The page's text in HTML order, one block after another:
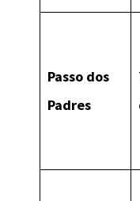
Passo dos
Padres